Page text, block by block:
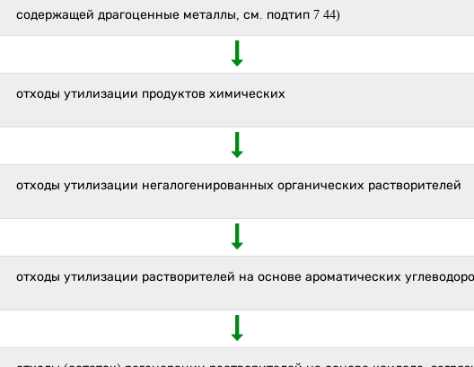
содержащей драгоценные металлы, см. подтип 7 44)
отходы утилизации продуктов химических
отходы утилизации негалогенированных органических растворителей
отходы утилизации растворителей на основе ароматических